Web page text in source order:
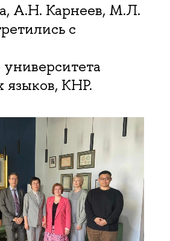
А.Н. Карнеев, М.Л.
с
языков, КНР.